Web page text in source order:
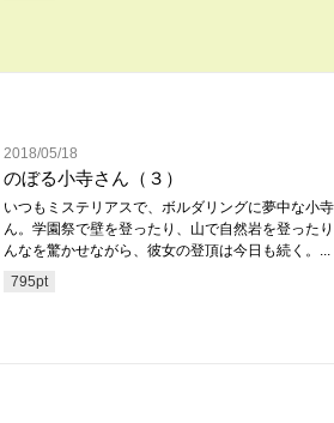
2018/05/18
のぼる小寺さん（３）
いつもミステリアスで、ボルダリングに夢中な小
ん。学園祭で壁を登ったり、山で自然岩を登った
んなを驚かせながら、彼女の登頂は今日も続く。...
795pt